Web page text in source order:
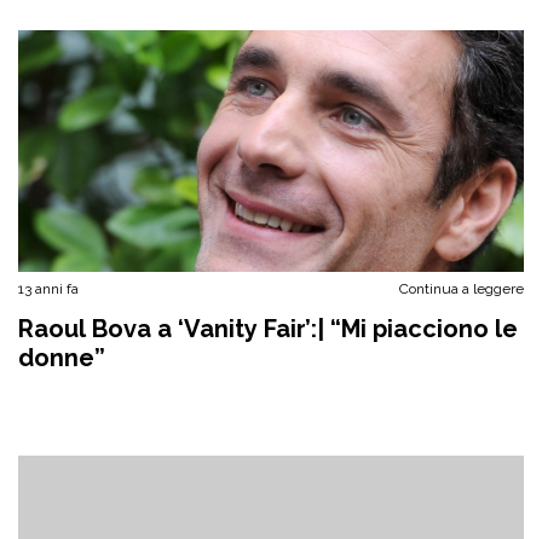
13 anni fa Continua a leggere
Raoul Bova a ‘Vanity Fair’:| “Mi piacciono le
donne”